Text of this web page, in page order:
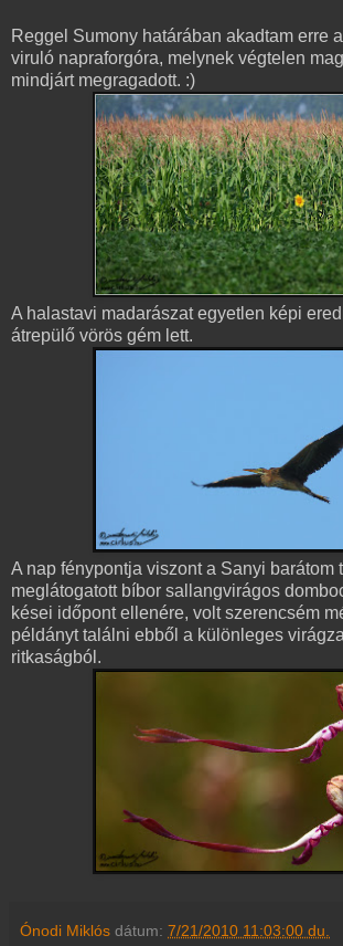
Reggel Sumony határában akadtam erre
viruló napraforgóra, melynek végtelen
mindjárt megragadott. :)
A halastavi madarászat egyetlen képi
átrepülő vörös gém lett.
A nap fénypontja viszont a Sanyi barátom
meglátogatott bíbor sallangvirágos
kései időpont ellenére, volt szerencsém
példányt találni ebből a különleges
ritkaságból.
Ónodi Miklós dátum: 7/21/2010 11:03:00 du.